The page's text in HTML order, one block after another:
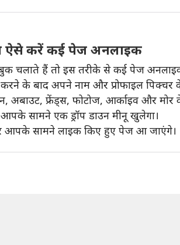
ऐसे करें कई पेज अनलाइक
चलाते हैं तो इस तरीके से कई पेज
के बाद अपने नाम और प्रोफाइल पिक्चर
अबाउट, फ्रेंड्स, फोटोज, आर्काइव और
सामने एक ड्रॉप डाउन मीनू खुलेगा।
आपके सामने लाइक किए हुए पेज आ जाएंगे।